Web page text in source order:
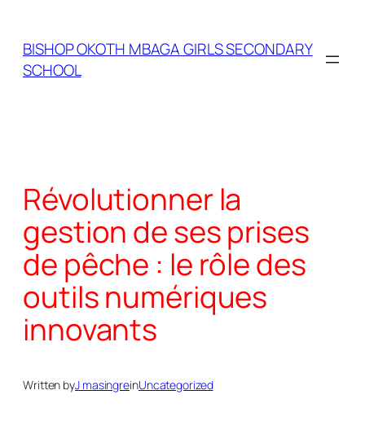
content
BISHOP OKOTH MBAGA GIRLS SECONDARY
SCHOOL
Révolutionner la
gestion de ses prises
de pêche : le rôle des
outils numériques
innovants
Written byJ masingreinUncategorized